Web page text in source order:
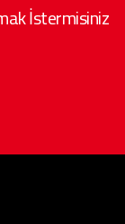
İstermisiniz